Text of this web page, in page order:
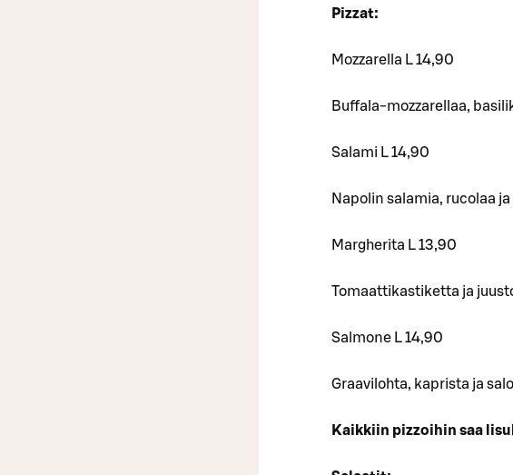
Pizzat:
Mozzarella L 14,90
Buffala-mozzarellaa,
Salami L 14,90
Napolin salamia, rucolaa
Margherita L 13,90
Tomaattikastiketta ja
Salmone L 14,90
Graavilohta, kaprista ja
Kaikkiin pizzoihin saa